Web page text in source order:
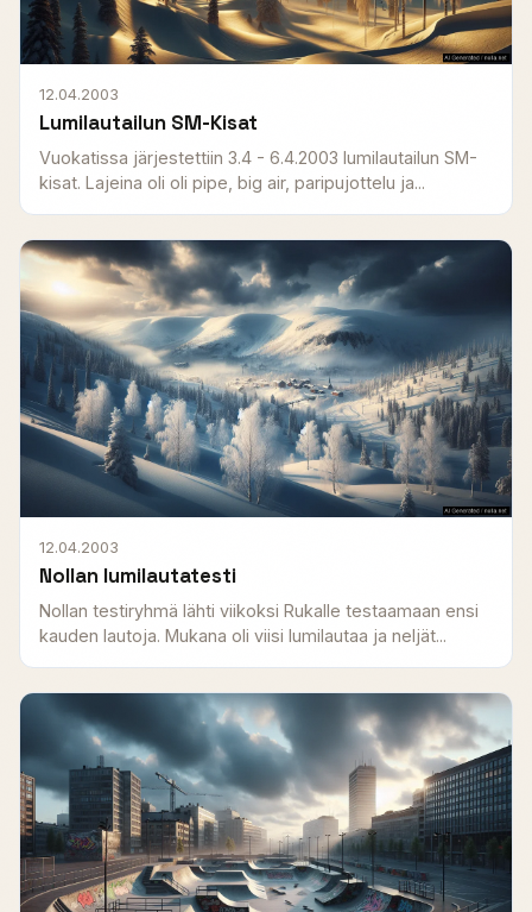
12.04.2003
Lumilautailun SM-Kisat
Vuokatissa järjestettiin 3.4 - 6.4.2003 lumilautailun SM-
kisat. Lajeina oli oli pipe, big air, paripujottelu ja...
12.04.2003
Nollan lumilautatesti
Nollan testiryhmä lähti viikoksi Rukalle testaamaan ensi
kauden lautoja. Mukana oli viisi lumilautaa ja neljät...